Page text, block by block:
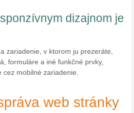
dizajnom je
zariadenie, v ktorom ju prezeráte,
formuláre a iné funkčné prvky,
mobilné zariadenie.
web stránky